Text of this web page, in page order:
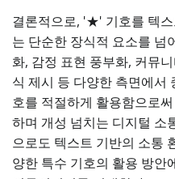
결론적으로, '★' 기호를 텍
는 단순한 장식적 요소를 넘
화, 감정 표현 풍부화, 커뮤
식 제시 등 다양한 측면에
호를 적절하게 활용함으로
하며 개성 넘치는 디지털 소
으로도 텍스트 기반의 소통
양한 특수 기호의 활용 방안